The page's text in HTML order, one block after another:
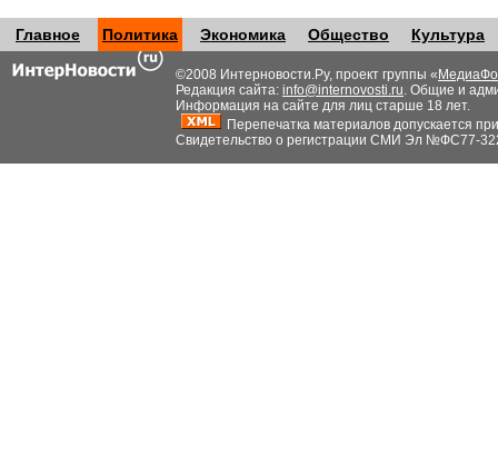
Главное Политика Экономика Общество Культура
©2008 Интерновости.Ру, проект группы «
Редакция сайта: info@internovosti.ru. Общие и
Информация на сайте для лиц старше 18 лет.
Перепечатка материалов допускается
Свидетельство о регистрации СМИ Эл №ФС77-